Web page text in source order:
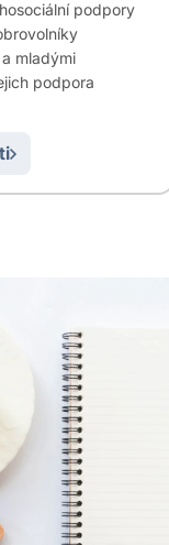
podpory
mladými
podpora